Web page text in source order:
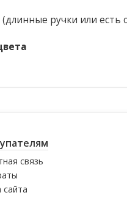
(длинные ручки или
связь
сайта